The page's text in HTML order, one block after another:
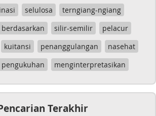
selulosa
terngiang-ngiang
berdasarkan silir-semilir
pelacur
kuitansi penanggulangan
nasehat
pengukuhan menginterpretasikan
Terakhir